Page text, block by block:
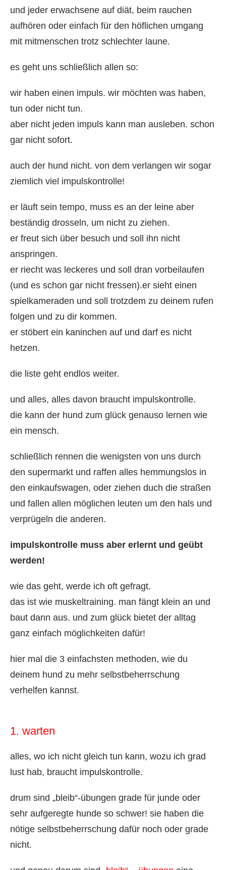
und jeder erwachsene auf diät, beim rauchen
aufhören oder einfach für den höflichen umgang
mit mitmenschen trotz schlechter laune.
es geht uns schließlich allen so:
wir haben einen impuls. wir möchten was haben,
tun oder nicht tun.
aber nicht jeden impuls kann man ausleben. schon
gar nicht sofort.
auch der hund nicht. von dem verlangen wir sogar
ziemlich viel impulskontrolle!
er läuft sein tempo, muss es an der leine aber
beständig drosseln, um nicht zu ziehen.
er freut sich über besuch und soll ihn nicht
anspringen.
er riecht was leckeres und soll dran vorbeilaufen
(und es schon gar nicht fressen).er sieht einen
spielkameraden und soll trotzdem zu deinem rufen
folgen und zu dir kommen.
er stöbert ein kaninchen auf und darf es nicht
hetzen.
die liste geht endlos weiter.
und alles, alles davon braucht impulskontrolle.
die kann der hund zum glück genauso lernen wie
ein mensch.
schließlich rennen die wenigsten von uns durch
den supermarkt und raffen alles hemmungslos in
den einkaufswagen, oder ziehen duch die straßen
und fallen allen möglichen leuten um den hals und
verprügeln die anderen.
impulskontrolle muss aber erlernt und geübt
werden!
wie das geht, werde ich oft gefragt.
das ist wie muskeltraining. man fängt klein an und
baut dann aus. und zum glück bietet der alltag
ganz einfach möglichkeiten dafür!
hier mal die 3 einfachsten methoden, wie du
deinem hund zu mehr selbstbeherrschung
verhelfen kannst.
1. warten
alles, wo ich nicht gleich tun kann, wozu ich grad
lust hab, braucht impulskontrolle.
drum sind „bleib“-übungen grade für junde oder
sehr aufgeregte hunde so schwer! sie haben die
nötige selbstbeherrschung dafür noch oder grade
nicht.